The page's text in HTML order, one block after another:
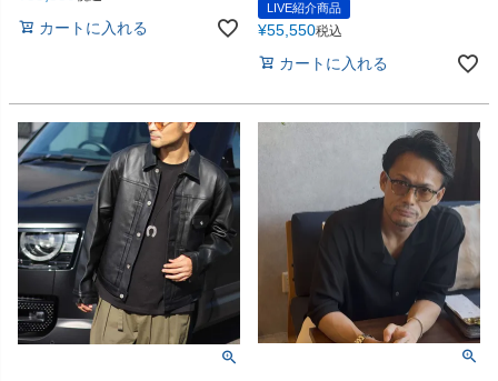
カートに入れる
LIVE紹介商品
¥55,550税込
カートに入れる